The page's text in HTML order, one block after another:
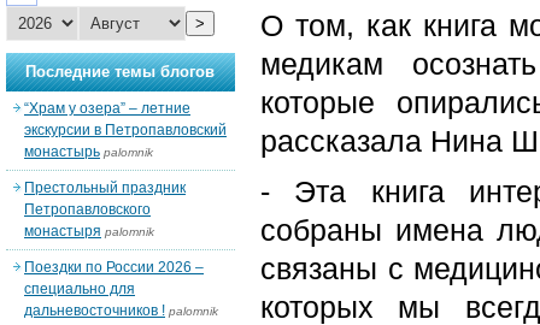
О том, как книга
медикам
которые
рассказала Нина
- Эта книга
собраны имена
связаны с
которых мы
>
Последние темы блогов
“Храм у озера” – летние
экскурсии в Петропавловский
монастырь palomnik
Престольный праздник
Петропавловского
монастыря palomnik
Поездки по России 2026 –
специально для
дальневосточников ! palomnik